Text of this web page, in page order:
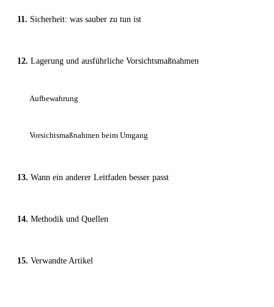
Sicherheit: was sauber zu tun ist
Lagerung und ausführliche Vorsichtsmaßnahmen
Aufbewahrung
Vorsichtsmaßnahmen beim Umgang
Wann ein anderer Leitfaden besser passt
Methodik und Quellen
Verwandte Artikel